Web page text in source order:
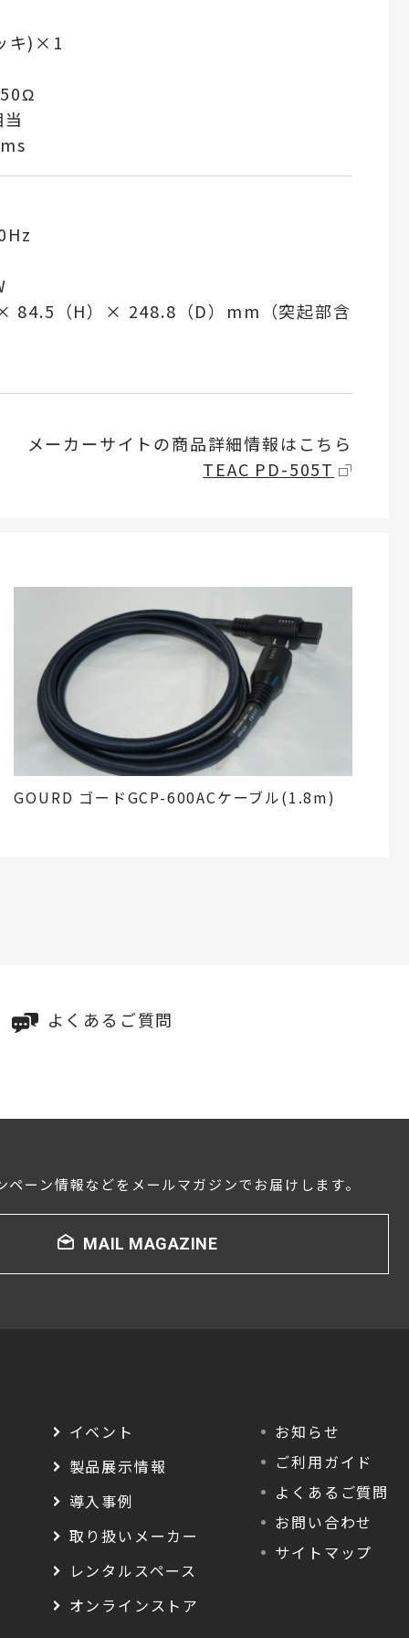
キ)×1
84.5（H）× 248.8（D）mm（突起部含
メーカーサイトの商品詳細情報はこちら
TEAC PD-505T
GOURD ゴードGCP-600ACケーブル(1.8m)
よくあるご質問
ペーン情報などをメールマガジンでお届けします。
MAIL MAGAZINE
イベント
製品展示情報
導入事例
取り扱いメーカー
レンタルスペース
オンラインストア
お知らせ
ご利用ガイド
よくあるご質問
お問い合わせ
サイトマップ